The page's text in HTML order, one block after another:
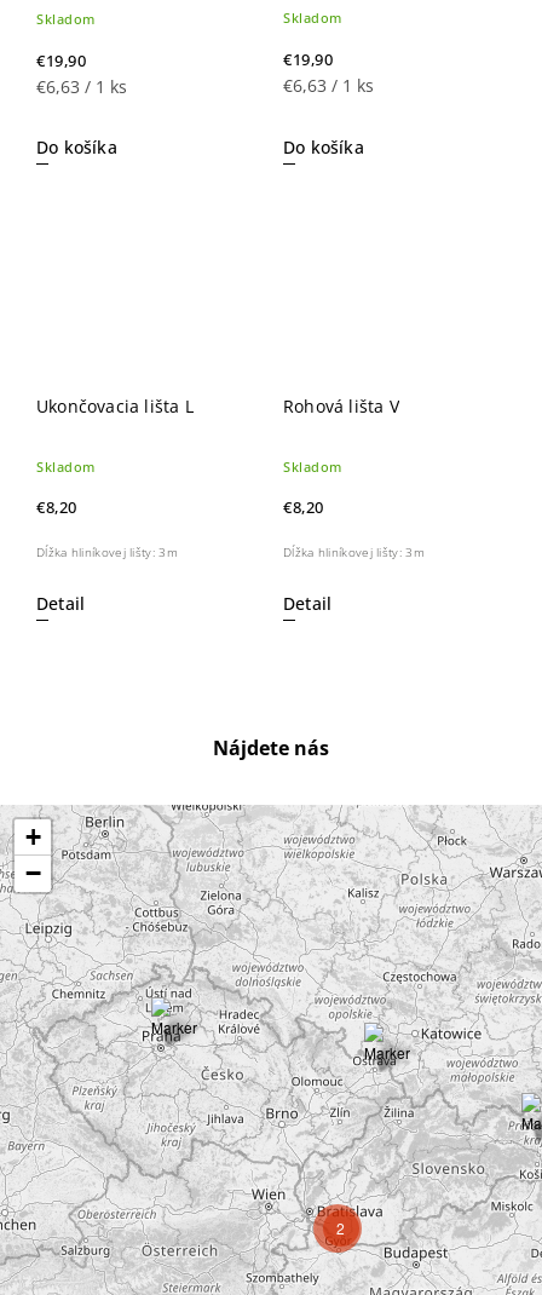
Skladom
€19,90
€6,63 / 1 ks
Do košíka
Skladom
€19,90
€6,63 / 1 ks
Do košíka
Ukončovacia lišta L
Skladom
€8,20
Detail
Dĺžka hliníkovej lišty: 3m
Rohová lišta V
Skladom
€8,20
Detail
Dĺžka hliníkovej lišty: 3m
Nájdete nás
2
+
−